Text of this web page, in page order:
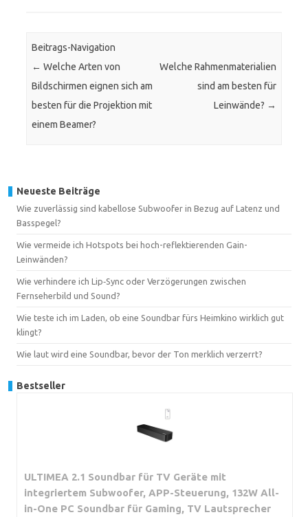
Beitrags-Navigation
← Welche Arten von
Bildschirmen eignen sich am
besten für die Projektion mit
einem Beamer?
Welche Rahmenmaterialien
sind am besten für
Leinwände? →
Neueste Beiträge
Wie zuverlässig sind kabellose Subwoofer in Bezug auf Latenz und
Basspegel?
Wie vermeide ich Hotspots bei hoch-reflektierenden Gain-
Leinwänden?
Wie verhindere ich Lip‑Sync oder Verzögerungen zwischen
Fernseherbild und Sound?
Wie teste ich im Laden, ob eine Soundbar fürs Heimkino wirklich gut
klingt?
Wie laut wird eine Soundbar, bevor der Ton merklich verzerrt?
Bestseller
ULTIMEA 2.1 Soundbar für TV Geräte mit
integriertem Subwoofer, APP-Steuerung, 132W All-
in-One PC Soundbar für Gaming, TV Lautsprecher